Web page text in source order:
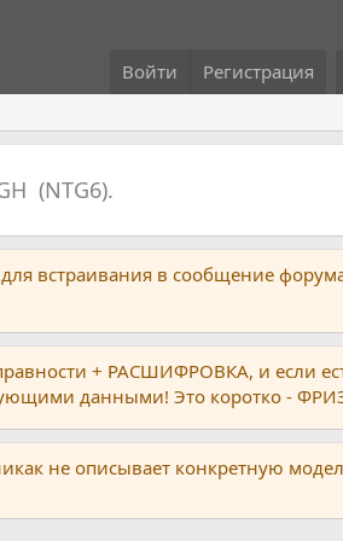
Войти Регистрация
(NTG6).
встраивания в сообщение
+ РАСШИФРОВКА, и если
данными! Это коротко -
не описывает конкретную